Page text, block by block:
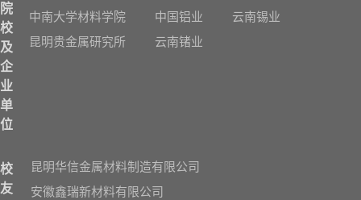
院
校
及
企
业
单
位
中南大学材料学院
中国铝业
云南锡业
昆明贵金属研究所
云南锗业
校
友
昆明华信金属材料制造有限公司
安徽鑫瑞新材料有限公司